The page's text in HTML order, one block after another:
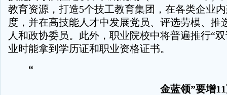
教育资源，打造5个技工教育集团，在各类企业
度，并在高技能人才中发展党员、评选劳模、推
人和政协委员。此外，职业院校中将普遍推行“
业时能拿到学历证和职业资格证书。
“
金蓝领”要增